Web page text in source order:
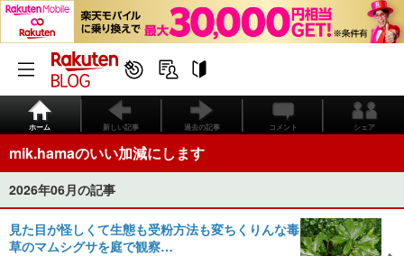
ホーム 新しい記事 過去の記事 コメント シェア
mik.hamaのいい加減にします
2026年06月の記事
見た目が怪しくて生態も受粉方法も変ちくりんな毒
草のマムシグサを庭で観察…